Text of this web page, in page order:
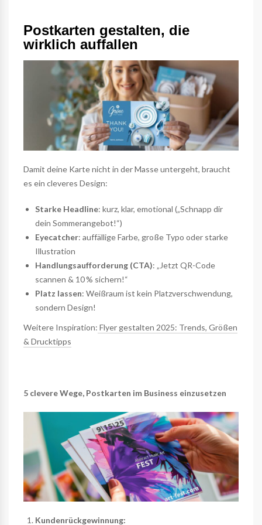
Postkarten gestalten, die
wirklich auffallen
Damit deine Karte nicht in der Masse untergeht, braucht
es ein cleveres Design:
Starke Headline: kurz, klar, emotional („Schnapp dir
dein Sommerangebot!“)
Eyecatcher: auffällige Farbe, große Typo oder starke
Illustration
Handlungsaufforderung (CTA): „Jetzt QR-Code
scannen & 10 % sichern!“
Platz lassen: Weißraum ist kein Platzverschwendung,
sondern Design!
Weitere Inspiration: Flyer gestalten 2025: Trends, Größen
& Drucktipps
5 clevere Wege, Postkarten im Business einzusetzen
Kundenrückgewinnung: